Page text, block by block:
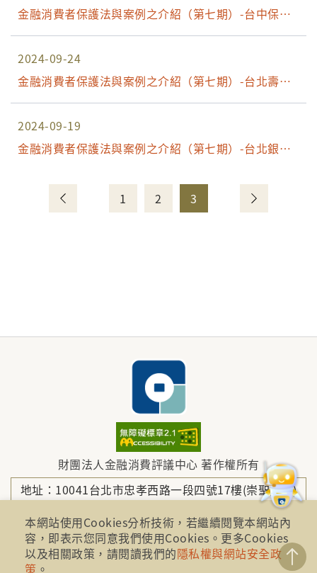
金融消費者保護法與案例之介紹（第七期）-台中保險
場
2024-09-24
金融消費者保護法與案例之介紹（第七期）-台北壽險
場
2024-09-19
金融消費者保護法與案例之介紹（第七期）-台北銀行
1
2 3
財團法人金融消費評議中心 著作權所有
地址：10041台北市忠孝西路一段四號17樓(崇聖大樓)
電話：886-2-2316-1288
本網站使用Cookies分析技術，若繼續閱覽本網站內
容，即表示您同意我們使用Cookies。更多Cookies
以及相關政策，請閱讀我們的隱私權與網站安全政
策 。